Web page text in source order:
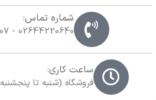
شماره تماس:
02644220640 - 09126588407
ساعت کاری:
فروشگاه (شنبه تا پنجشنبه 9 الی 13 - 16 الی 20)